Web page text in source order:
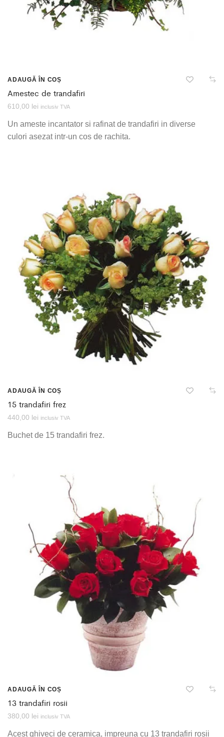
ADAUGĂ ÎN COȘ
Amestec de trandafiri
610,00 lei inclusiv TVA
Un ameste incantator si rafinat de trandafiri in diverse
culori asezat intr-un cos de rachita.
ADAUGĂ ÎN COȘ
15 trandafiri frez
440,00 lei inclusiv TVA
Buchet de 15 trandafiri frez.
ADAUGĂ ÎN COȘ
13 trandafiri rosii
380,00 lei inclusiv TVA
Acest ghiveci de ceramica, impreuna cu 13 trandafiri rosii